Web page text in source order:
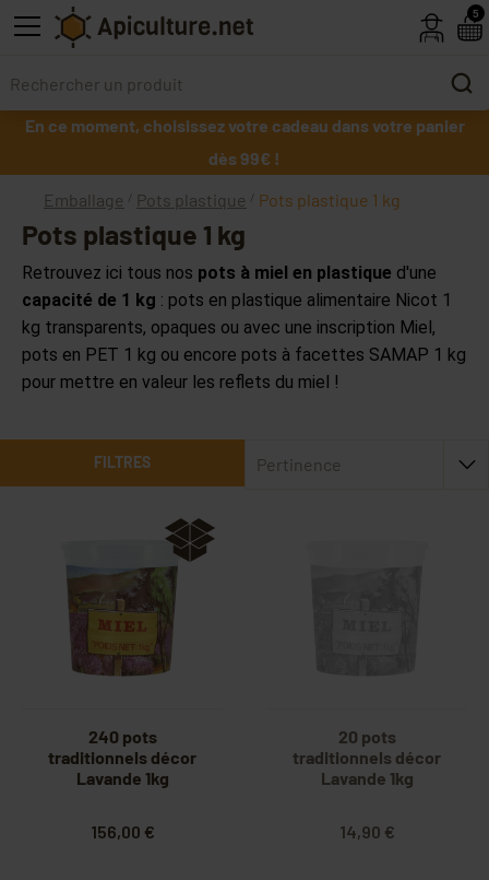
Skip to main content
En ce moment, choisissez votre cadeau dans votre panier
dès 99€ !
Emballage Pots plastique Pots plastique 1 kg
Pots plastique 1 kg
Retrouvez ici tous nos pots à miel en plastique d'une
capacité de 1 kg : pots en plastique alimentaire Nicot 1
kg transparents, opaques ou avec une inscription Miel,
pots en PET 1 kg ou encore pots à facettes SAMAP 1 kg
pour mettre en valeur les reflets du miel !
FILTRES Pertinence
240 pots
traditionnels décor
Lavande 1kg
156,00 €
20 pots
traditionnels décor
Lavande 1kg
14,90 €
5